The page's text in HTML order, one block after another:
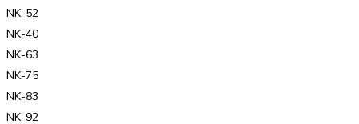
NK-52
NK-40
NK-63
NK-75
NK-83
NK-92